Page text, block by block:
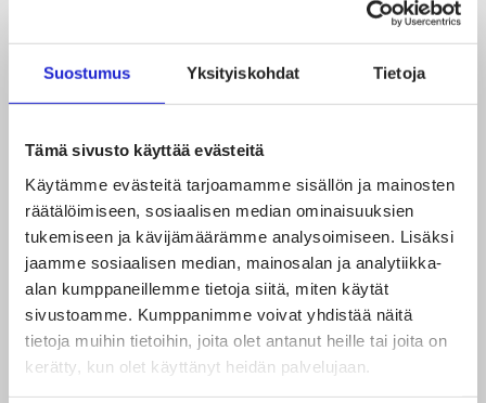
Suostumus Yksityiskohdat Tietoja
Tämä sivusto käyttää evästeitä
Käytämme evästeitä tarjoamamme sisällön ja mainosten
räätälöimiseen, sosiaalisen median ominaisuuksien
tukemiseen ja kävijämäärämme analysoimiseen. Lisäksi
jaamme sosiaalisen median, mainosalan ja analytiikka-
alan kumppaneillemme tietoja siitä, miten käytät
sivustoamme. Kumppanimme voivat yhdistää näitä
tietoja muihin tietoihin, joita olet antanut heille tai joita on
kerätty, kun olet käyttänyt heidän palvelujaan.
ja sen antamat luvut ovat suuntaa antavia.
Liiton jäsenet ja oppilaistosten edustajat voivat
yhteyttäSatumaija Levóniin
Jaa artikkeli